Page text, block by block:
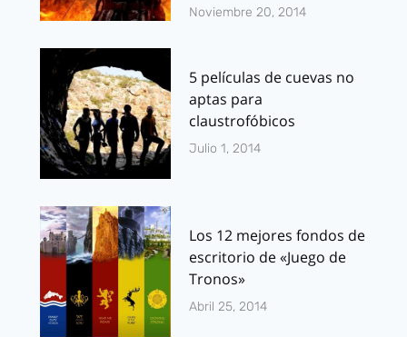
Noviembre 20, 2014
5 películas de cuevas no
aptas para
claustrofóbicos
Julio 1, 2014
Los 12 mejores fondos de
escritorio de «Juego de
Tronos»
Abril 25, 2014